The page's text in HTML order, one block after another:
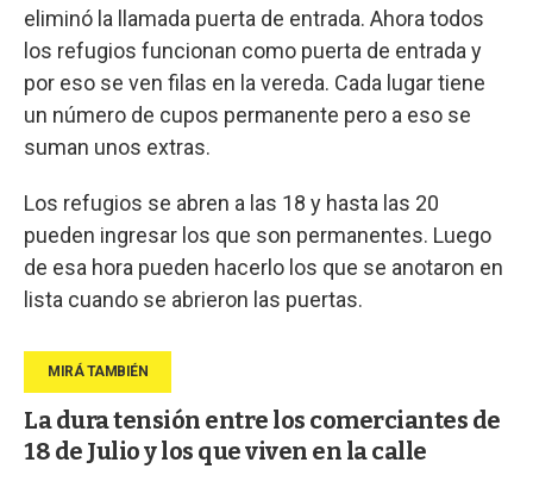
eliminó la llamada puerta de entrada. Ahora todos
los refugios funcionan como puerta de entrada y
por eso se ven filas en la vereda. Cada lugar tiene
un número de cupos permanente pero a eso se
suman unos extras.
Los refugios se abren a las 18 y hasta las 20
pueden ingresar los que son permanentes. Luego
de esa hora pueden hacerlo los que se anotaron en
lista cuando se abrieron las puertas.
La dura tensión entre los comerciantes de
18 de Julio y los que viven en la calle